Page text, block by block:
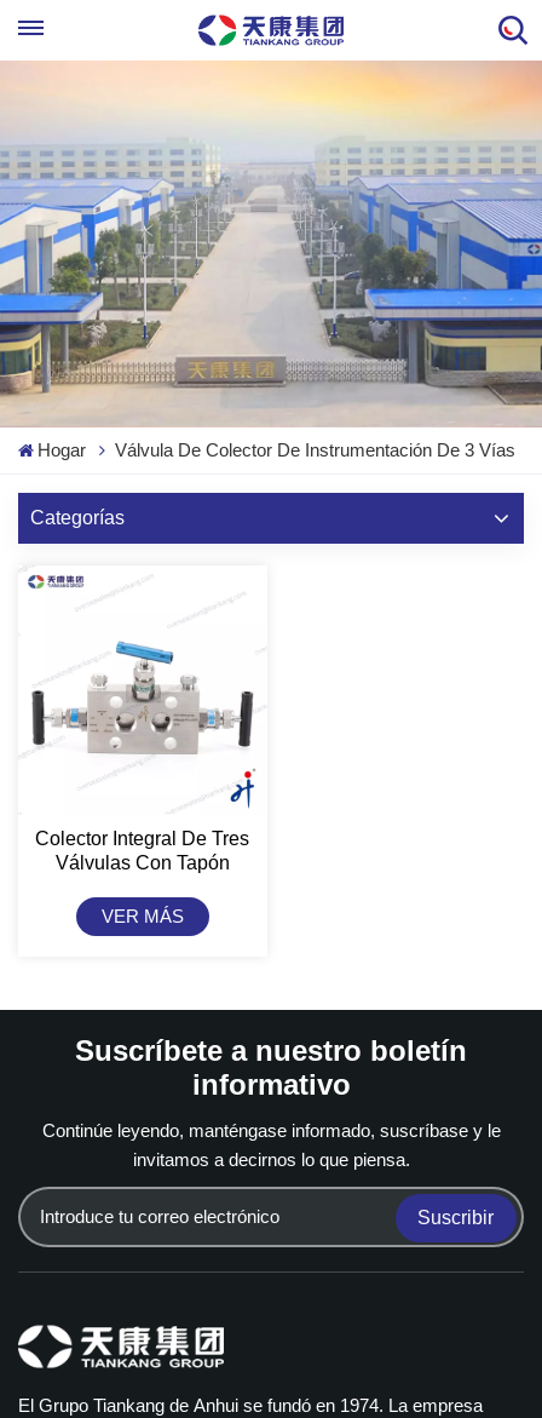
Hogar Válvula De Colector De Instrumentación De 3 Vías
Categorías
Colector Integral De Tres
Válvulas Con Tapón
VER MÁS
Suscríbete a nuestro boletín
informativo
Continúe leyendo, manténgase informado, suscríbase y le
invitamos a decirnos lo que piensa.
Suscribir
El Grupo Tiankang de Anhui se fundó en 1974. La empresa